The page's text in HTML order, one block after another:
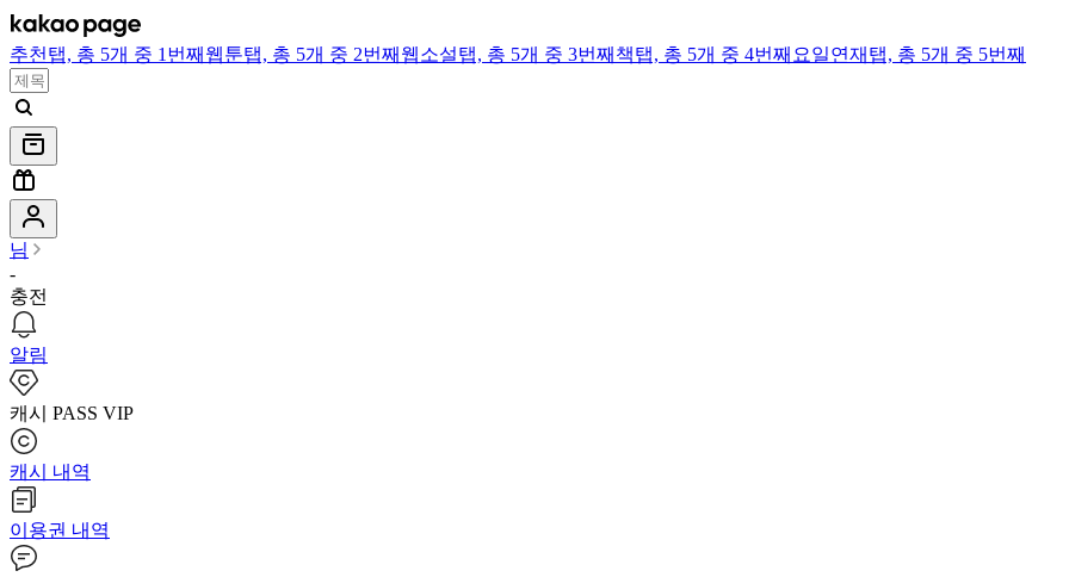
추천 탭, 총 5개 중 1번째 웹툰탭, 총 5개 중 2번째 웹소설탭, 총 5개 중 3번째 책탭, 총 5개 중 4번째 요일연재 탭, 총 5개 중 5번째
님
-
충전
알림
캐시 PASS VIP
캐시 내역
이용권 내역